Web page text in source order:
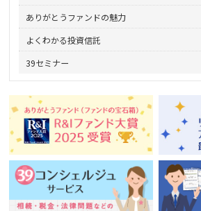
ありがとうファンドの魅力
よくわかる投資信託
39セミナー